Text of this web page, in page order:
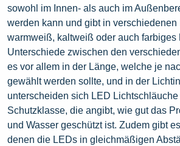
sowohl im Innen- als auch im
werden kann und gibt in verschiedenen
warmweiß, kaltweiß oder auch farbiges
Unterschiede zwischen den
es vor allem in der Länge, welche je
gewählt werden sollte, und in der
unterscheiden sich LED
Schutzklasse, die angibt, wie gut das
und Wasser geschützt ist. Zudem gibt
denen die LEDs in gleichmäßigen